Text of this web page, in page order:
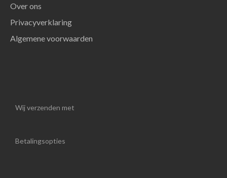
Over ons
Privacyverklaring
Algemene voorwaarden
Wij verzenden met
Betalingsopties